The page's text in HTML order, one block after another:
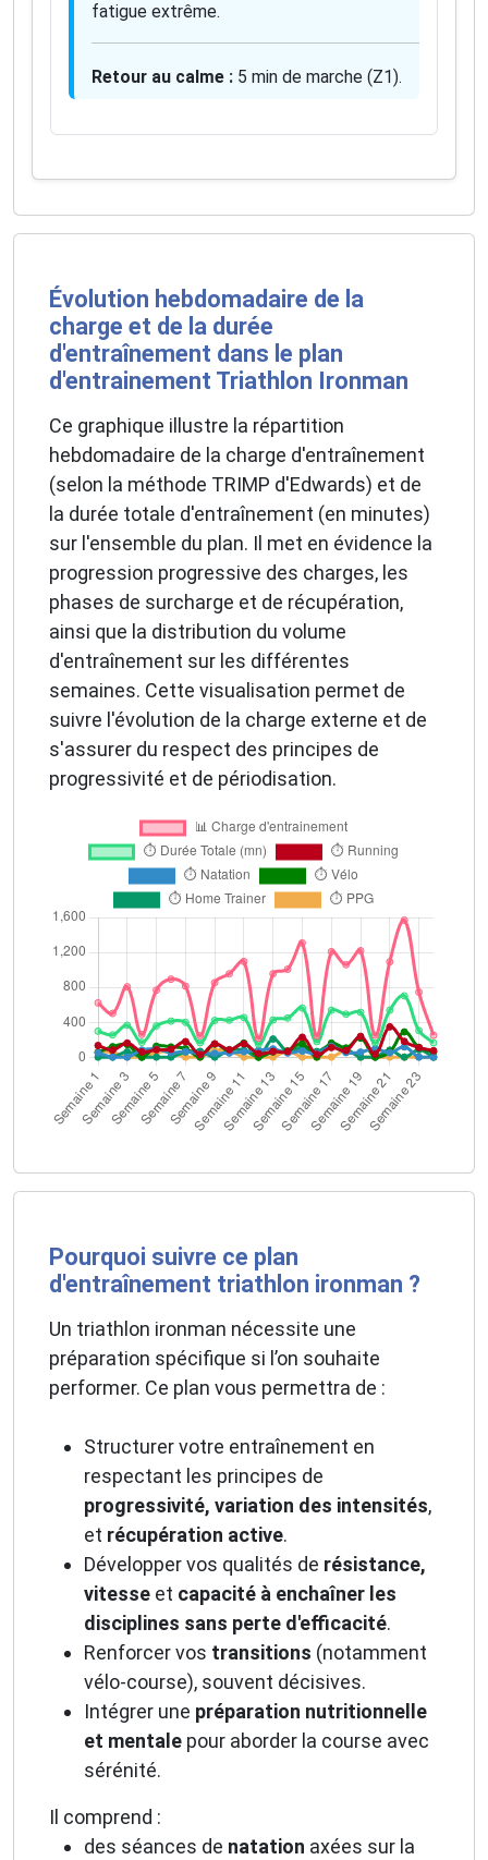
fatigue extrême.
Retour au calme : 5 min de marche (Z1).
Évolution hebdomadaire de la
charge et de la durée
d'entraînement dans le plan
d'entrainement Triathlon Ironman
Ce graphique illustre la répartition
hebdomadaire de la charge d'entraînement
(selon la méthode TRIMP d'Edwards) et de
la durée totale d'entraînement (en minutes)
sur l'ensemble du plan. Il met en évidence la
progression progressive des charges, les
phases de surcharge et de récupération,
ainsi que la distribution du volume
d'entraînement sur les différentes
semaines. Cette visualisation permet de
suivre l'évolution de la charge externe et de
s'assurer du respect des principes de
progressivité et de périodisation.
Pourquoi suivre ce plan
d'entraînement triathlon ironman ?
Un triathlon ironman nécessite une
préparation spécifique si l’on souhaite
performer. Ce plan vous permettra de :
Structurer votre entraînement en
respectant les principes de
progressivité, variation des intensités,
et récupération active.
Développer vos qualités de résistance,
vitesse et capacité à enchaîner les
disciplines sans perte d'efficacité.
Renforcer vos transitions (notamment
vélo-course), souvent décisives.
Intégrer une préparation nutritionnelle
et mentale pour aborder la course avec
sérénité.
Il comprend :
des séances de natation axées sur la